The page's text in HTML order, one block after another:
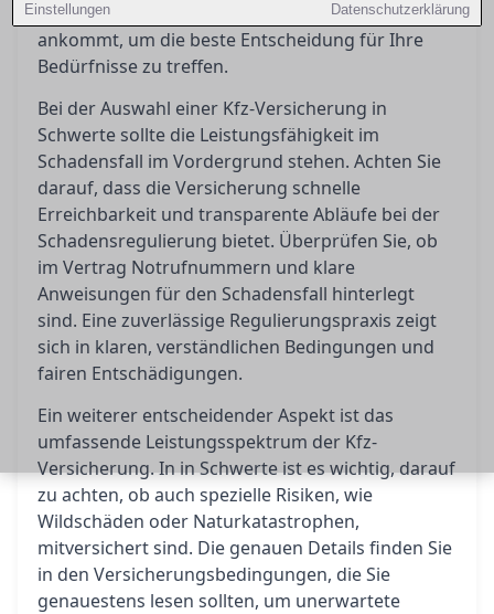
Einstellungen Datenschutzerklärung
und worauf es bei Kundenbewertungen wirklich
ankommt, um die beste Entscheidung für Ihre
Bedürfnisse zu treffen.
Bei der Auswahl einer Kfz-Versicherung in
Schwerte sollte die Leistungsfähigkeit im
Schadensfall im Vordergrund stehen. Achten Sie
darauf, dass die Versicherung schnelle
Erreichbarkeit und transparente Abläufe bei der
Schadensregulierung bietet. Überprüfen Sie, ob
im Vertrag Notrufnummern und klare
Anweisungen für den Schadensfall hinterlegt
sind. Eine zuverlässige Regulierungspraxis zeigt
sich in klaren, verständlichen Bedingungen und
fairen Entschädigungen.
Ein weiterer entscheidender Aspekt ist das
umfassende Leistungsspektrum der Kfz-
Versicherung. In in Schwerte ist es wichtig, darauf
zu achten, ob auch spezielle Risiken, wie
Wildschäden oder Naturkatastrophen,
mitversichert sind. Die genauen Details finden Sie
in den Versicherungsbedingungen, die Sie
genauestens lesen sollten, um unerwartete